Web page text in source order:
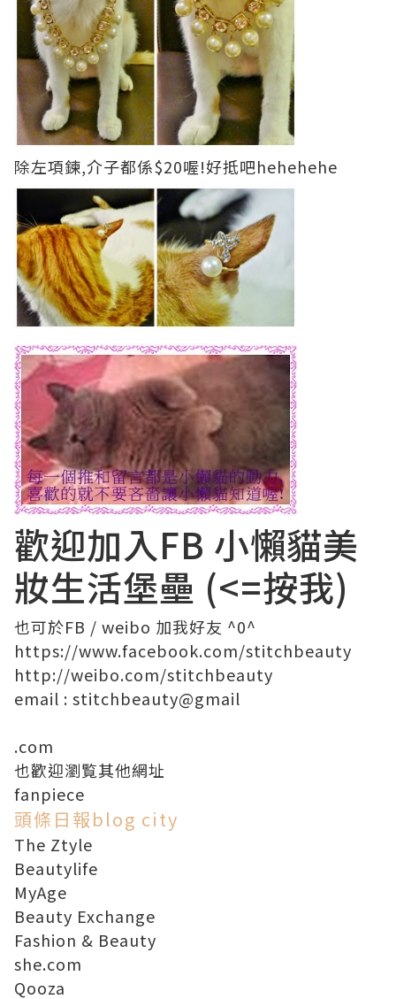
除左項鍊,介子都係$20喔!好抵吧hehehehe
歡迎加入FB 小懶貓美
妝生活堡壘 (<=按我)
也可於FB / weibo 加我好友 ^0^
https://www.facebook.com/stitchbeauty
http://weibo.com/stitchbeauty
email : stitchbeauty@gmail
.com
也歡迎瀏覧其他網址
fanpiece
頭條日報blog city
The Ztyle
Beautylife
MyAge
Beauty Exchange
Fashion & Beauty
she.com
Qooza